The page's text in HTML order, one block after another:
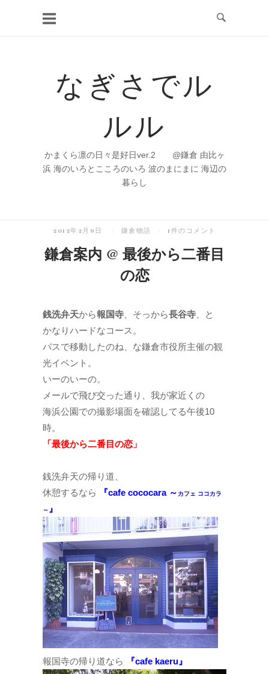
なぎさでル
ルル
かまくら凛の日々是好日ver.2 @鎌倉 由比ヶ
浜 海のいろとこころのいろ 波のまにまに 海辺の
暮らし
2012年2月9日 鎌倉物語 1件のコメント
鎌倉案内 @ 最後から二番目
の恋
銭洗弁天から報国寺 、そっから長谷寺 、と
かなりハードなコース。
バスで移動したのね、な鎌倉市役所主催の観
光イベント。
いーのいーの。
メールで飛び交った通り、我が家近くの
海浜公園での撮影場面を確認してる午後10
時。
「最後から二番目の恋」
銭洗弁天の帰り道、
休憩するなら
『cafe cococara ～ カフェ ココカラ
～ 』
報国寺の帰り道なら 『cafe kaeru』